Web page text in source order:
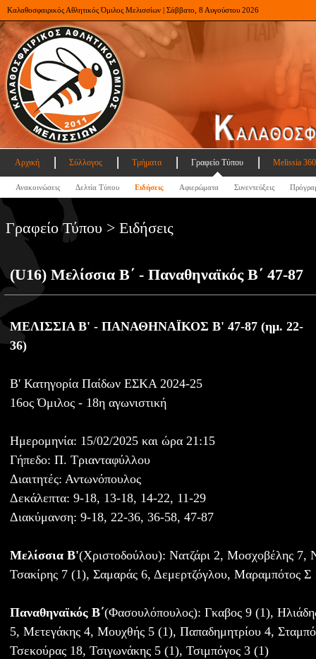
Καλαθοσφαιρικός Αθλητικός Όμιλος Μελισσίων | Σάββατο, 8 Αυγούστου 2026
Αρχική Σύλλογος Τμήματα Γραφείο Τύπου Melissia
Ανακοινώσεις Δελτία Τύπου Ειδήσεις Αφιερώματα Συνεντεύξεις
Γραφείο Τύπου > Ειδήσεις
(U16) Μελίσσια B΄ - Παναθηναϊκός Β΄ 47-87
ΜΕΛΙΣΣΙΑ Β' - ΠΑΝΑΘΗΝΑΪΚΟΣ Β' 47-87 (ημ. 22-
36)
Β' Κατηγορία Παίδων ΕΣΚΑ 2024-25
16ος Όμιλος - 18η αγωνιστική
Ημερομηνία: 15/02/2025 και ώρα 21:15
Γήπεδο: Π. Τριανταφύλλου
Διαιτητές: Αντωνόπουλος
Δεκάλεπτα: 9-18, 13-18, 14-22, 11-29
Διακύμανση: 9-18, 22-36, 36-58, 47-87
Μελίσσια Β'(Χριστοδούλου): Νατζάρι 2, Μοσχοβέλης 7,
Τσακίρης 7 (1), Σαμαράς 6, Δεμερτζόγλου, Μαραμπότος
Παναθηναϊκός Β΄(Φασουλόπουλος): Γκαβος 9 (1),
5, Μετεγάκης 4, Μουχθής 5 (1), Παπαδημητρίου 4,
Τσεκούρας 18, Τσιγωνάκης 5 (1), Τσιμπόγος 3 (1)